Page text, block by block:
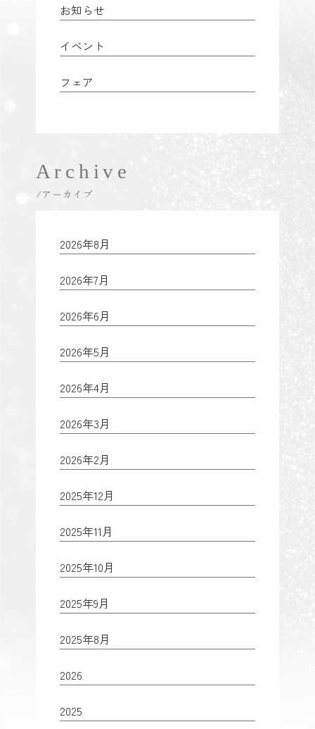
お知らせ
イベント
フェア
Archive
/アーカイブ
2026年8月
2026年7月
2026年6月
2026年5月
2026年4月
2026年3月
2026年2月
2025年12月
2025年11月
2025年10月
2025年9月
2025年8月
2026
2025